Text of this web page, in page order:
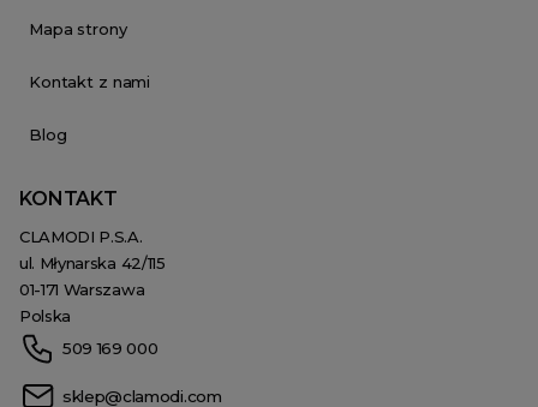
Mapa strony
Kontakt z nami
Blog
KONTAKT
CLAMODI P.S.A.
ul. Młynarska 42/115
01-171 Warszawa
Polska
509 169 000
sklep@clamodi.com